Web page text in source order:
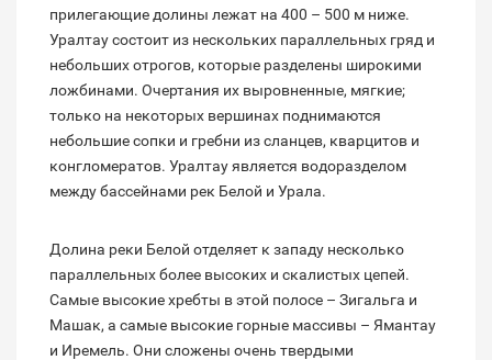
прилегающие долины лежат на 400 – 500 м ниже.
Уралтау состоит из нескольких параллельных гряд и
небольших отрогов, которые разделены широкими
ложбинами. Очертания их выровненные, мягкие;
только на некоторых вершинах поднимаются
небольшие сопки и гребни из сланцев, кварцитов и
конгломератов. Уралтау является водоразделом
между бассейнами рек Белой и Урала.
Долина реки Белой отделяет к западу несколько
параллельных более высоких и скалистых цепей.
Самые высокие хребты в этой полосе – Зигальга и
Машак, а самые высокие горные массивы – Ямантау
и Иремель. Они сложены очень твердыми